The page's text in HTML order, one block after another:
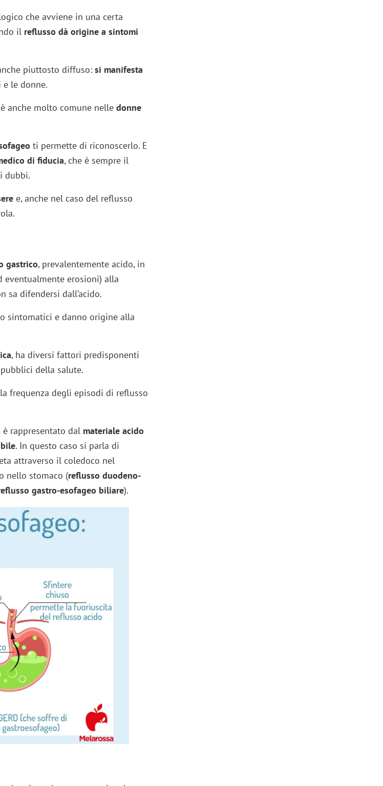
che avviene in una certa
il reflusso dà origine a sintomi
piuttosto diffuso: si manifesta
le donne.
anche molto comune nelledonne
ti permette di riconoscerlo. E
di fiducia, che è sempre il
dubbi.
e, anche nel caso del reflusso
gastrico, prevalentemente acido, in
eventualmente erosioni) alla
sa difendersi dall’acido.
sintomatici e danno origine alla
, ha diversi fattori predisponenti
della salute.
frequenza degli episodi di reflusso
rappresentato dal materiale acido
. In questo caso si parla di
attraverso il coledoco nel
nello stomaco (reflusso duodeno-
gastro-esofageo biliare).